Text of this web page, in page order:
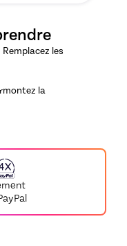
les
la